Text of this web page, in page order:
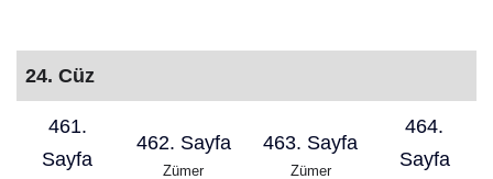
24. Cüz
461.
Sayfa
462. Sayfa
Zümer
463. Sayfa
Zümer
464.
Sayfa